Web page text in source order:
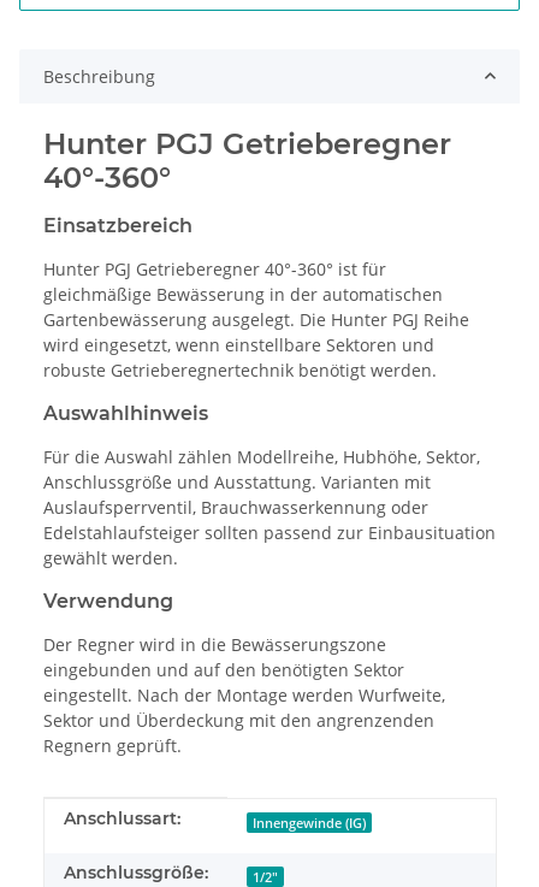
Beschreibung
Hunter PGJ Getrieberegner
40°-360°
Einsatzbereich
Hunter PGJ Getrieberegner 40°-360° ist für
gleichmäßige Bewässerung in der automatischen
Gartenbewässerung ausgelegt. Die Hunter PGJ Reihe
wird eingesetzt, wenn einstellbare Sektoren und
robuste Getrieberegnertechnik benötigt werden.
Auswahlhinweis
Für die Auswahl zählen Modellreihe, Hubhöhe, Sektor,
Anschlussgröße und Ausstattung. Varianten mit
Auslaufsperrventil, Brauchwasserkennung oder
Edelstahlaufsteiger sollten passend zur Einbausituation
gewählt werden.
Verwendung
Der Regner wird in die Bewässerungszone
eingebunden und auf den benötigten Sektor
eingestellt. Nach der Montage werden Wurfweite,
Sektor und Überdeckung mit den angrenzenden
Regnern geprüft.
Produkteigenschaft
Wert
Anschlussart: Innengewinde (IG)
Anschlussgröße: 1/2"